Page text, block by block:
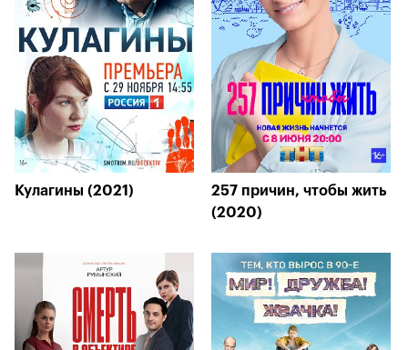
Кулагины (2021)
257 причин, чтобы жить
(2020)